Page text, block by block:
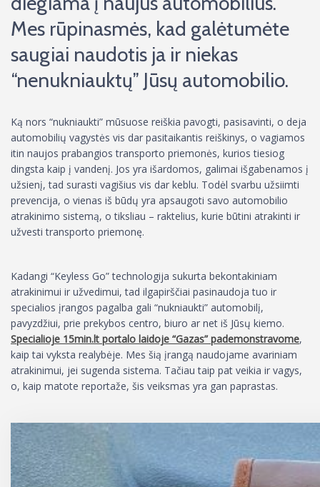
Mes rūpinasmės, kad galėtumėte
saugiai naudotis ja ir niekas
“nenukniauktų” Jūsų automobilio.
Ką nors “nukniaukti” mūsuose reiškia pavogti, pasisavinti, o deja
automobilių vagystės vis dar pasitaikantis reiškinys, o vagiamos
itin naujos prabangios transporto priemonės, kurios tiesiog
dingsta kaip į vandenį. Jos yra išardomos, galimai išgabenamos į
užsienį, tad surasti vagišius vis dar keblu. Todėl svarbu užsiimti
prevencija, o vienas iš būdų yra apsaugoti savo automobilio
atrakinimo sistemą, o tiksliau – raktelius, kurie būtini atrakinti ir
užvesti transporto priemonę.
Kadangi “Keyless Go” technologija sukurta bekontakiniam
atrakinimui ir užvedimui, tad ilgapirščiai pasinaudoja tuo ir
specialios įrangos pagalba gali “nukniaukti” automobilį,
pavyzdžiui, prie prekybos centro, biuro ar net iš Jūsų kiemo.
Specialioje 15min.lt portalo laidoje “Gazas” pademonstravome,
kaip tai vyksta realybėje. Mes šią įrangą naudojame avariniam
atrakinimui, jei sugenda sistema. Tačiau taip pat veikia ir vagys,
o, kaip matote reportaže, šis veiksmas yra gan paprastas.